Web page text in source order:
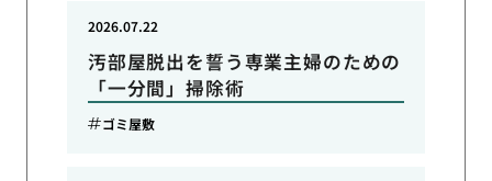
汚部屋脱出を誓う専業主婦のための
「一分間」掃除術
2026.07.22
ゴミ屋敷